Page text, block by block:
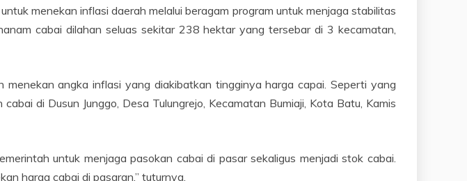
menekan inflasi daerah melalui beragam program untuk menjaga stabilitas
cabai dilahan seluas sekitar 238 hektar yang tersebar di 3 kecamatan,
angka inflasi yang diakibatkan tingginya harga capai. Seperti yang
di Dusun Junggo, Desa Tulungrejo, Kecamatan Bumiaji, Kota Batu, Kamis
untuk menjaga pasokan cabai di pasar sekaligus menjadi stok cabai.
harga cabai di pasaran,” tuturnya.